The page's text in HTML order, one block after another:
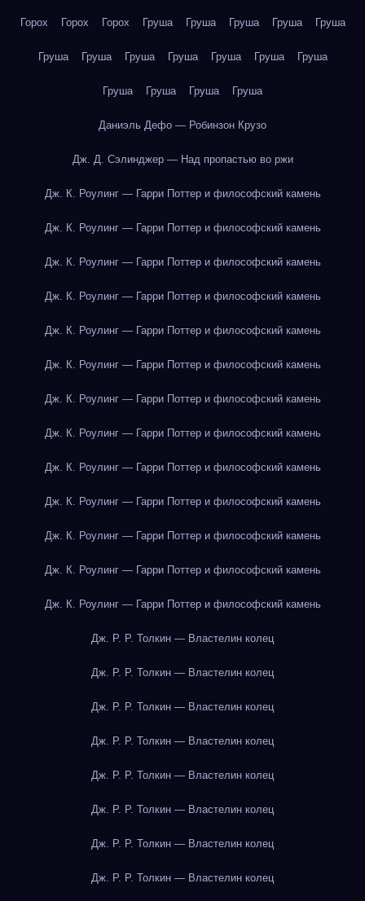
Горох Горох Горох Груша Груша Груша Груша Груша
Груша Груша Груша Груша Груша Груша Груша
Груша Груша Груша Груша
Даниэль Дефо — Робинзон Крузо
Дж. Д. Сэлинджер — Над пропастью во ржи
Дж. К. Роулинг — Гарри Поттер и философский камень
Дж. К. Роулинг — Гарри Поттер и философский камень
Дж. К. Роулинг — Гарри Поттер и философский камень
Дж. К. Роулинг — Гарри Поттер и философский камень
Дж. К. Роулинг — Гарри Поттер и философский камень
Дж. К. Роулинг — Гарри Поттер и философский камень
Дж. К. Роулинг — Гарри Поттер и философский камень
Дж. К. Роулинг — Гарри Поттер и философский камень
Дж. К. Роулинг — Гарри Поттер и философский камень
Дж. К. Роулинг — Гарри Поттер и философский камень
Дж. К. Роулинг — Гарри Поттер и философский камень
Дж. К. Роулинг — Гарри Поттер и философский камень
Дж. К. Роулинг — Гарри Поттер и философский камень
Дж. Р. Р. Толкин — Властелин колец
Дж. Р. Р. Толкин — Властелин колец
Дж. Р. Р. Толкин — Властелин колец
Дж. Р. Р. Толкин — Властелин колец
Дж. Р. Р. Толкин — Властелин колец
Дж. Р. Р. Толкин — Властелин колец
Дж. Р. Р. Толкин — Властелин колец
Дж. Р. Р. Толкин — Властелин колец